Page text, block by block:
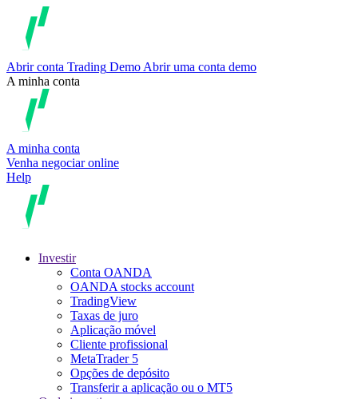
Abrir conta Trading Demo Abrir uma conta demo
A minha conta
A minha conta
Venha negociar online
Help
Investir
Conta OANDA
OANDA stocks account
TradingView
Taxas de juro
Aplicação móvel
Cliente profissional
MetaTrader 5
Opções de depósito
Transferir a aplicação ou o MT5